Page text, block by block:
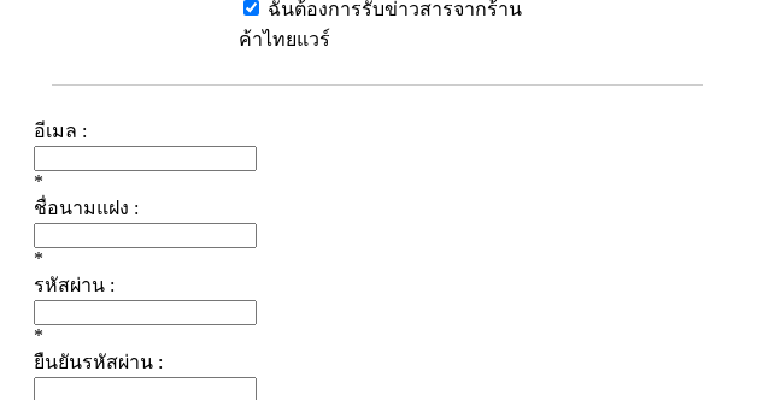
ฉันต้องการรับข่าวสารจากร้าน
ค้าไทยแวร์
อีเมล :
*
ชื่อนามแฝง :
*
รหัสผ่าน :
*
ยืนยันรหัสผ่าน :